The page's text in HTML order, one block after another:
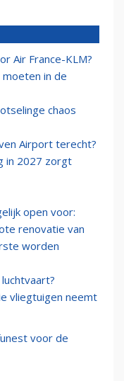
Air France-KLM?
in de
chaos
Airport terecht?
in 2027 zorgt
open voor:
renovatie van
worden
vliegtuigen neemt
voor de